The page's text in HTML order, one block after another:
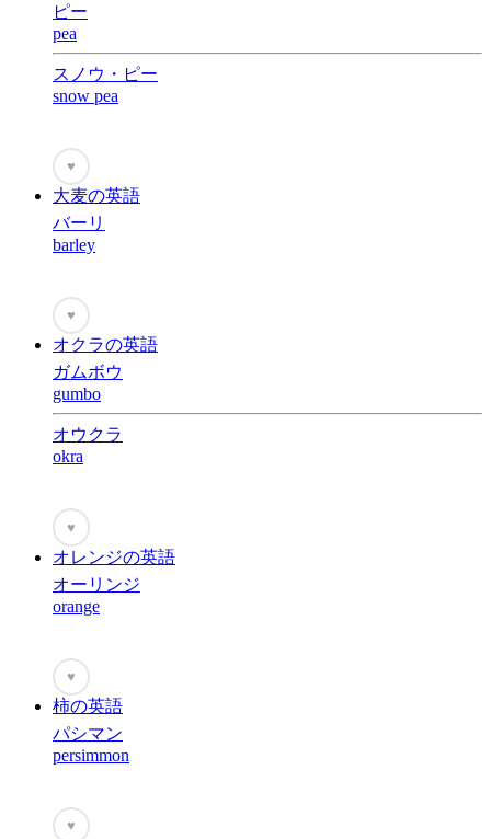
ピー
pea
スノウ・ピー
snow pea
♥
大麦の英語
バーリ
barley
♥
オクラの英語
ガムボウ
gumbo
オウクラ
okra
♥
オレンジの英語
オーリンジ
orange
♥
柿の英語
パシマン
persimmon
♥